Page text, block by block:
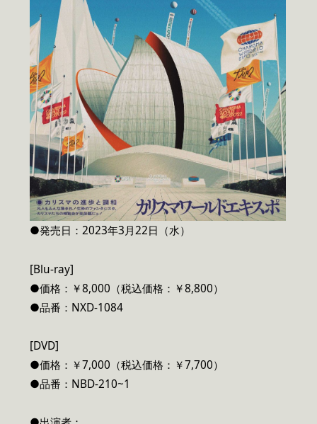
●発売日：2023年3月22日（水）
[Blu-ray]
●価格：￥8,000（税込価格：￥8,800）
●品番：NXD-1084
[DVD]
●価格：￥7,000（税込価格：￥7,700）
●品番：NBD-210~1